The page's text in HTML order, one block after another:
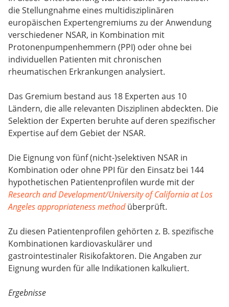
die Stellungnahme eines multidisziplinären
europäischen Expertengremiums zu der Anwendung
verschiedener NSAR, in Kombination mit
Protonenpumpenhemmern (PPI) oder ohne bei
individuellen Patienten mit chronischen
rheumatischen Erkrankungen analysiert.
Das Gremium bestand aus 18 Experten aus 10
Ländern, die alle relevanten Disziplinen abdeckten. Die
Selektion der Experten beruhte auf deren spezifischer
Expertise auf dem Gebiet der NSAR.
Die Eignung von fünf (nicht-)selektiven NSAR in
Kombination oder ohne PPI für den Einsatz bei 144
hypothetischen Patientenprofilen wurde mit der
Research and Development/University of California at Los
Angeles appropriateness methodüberprüft.
Zu diesen Patientenprofilen gehörten z. B. spezifische
Kombinationen kardiovaskulärer und
gastrointestinaler Risikofaktoren. Die Angaben zur
Eignung wurden für alle Indikationen kalkuliert.
Ergebnisse